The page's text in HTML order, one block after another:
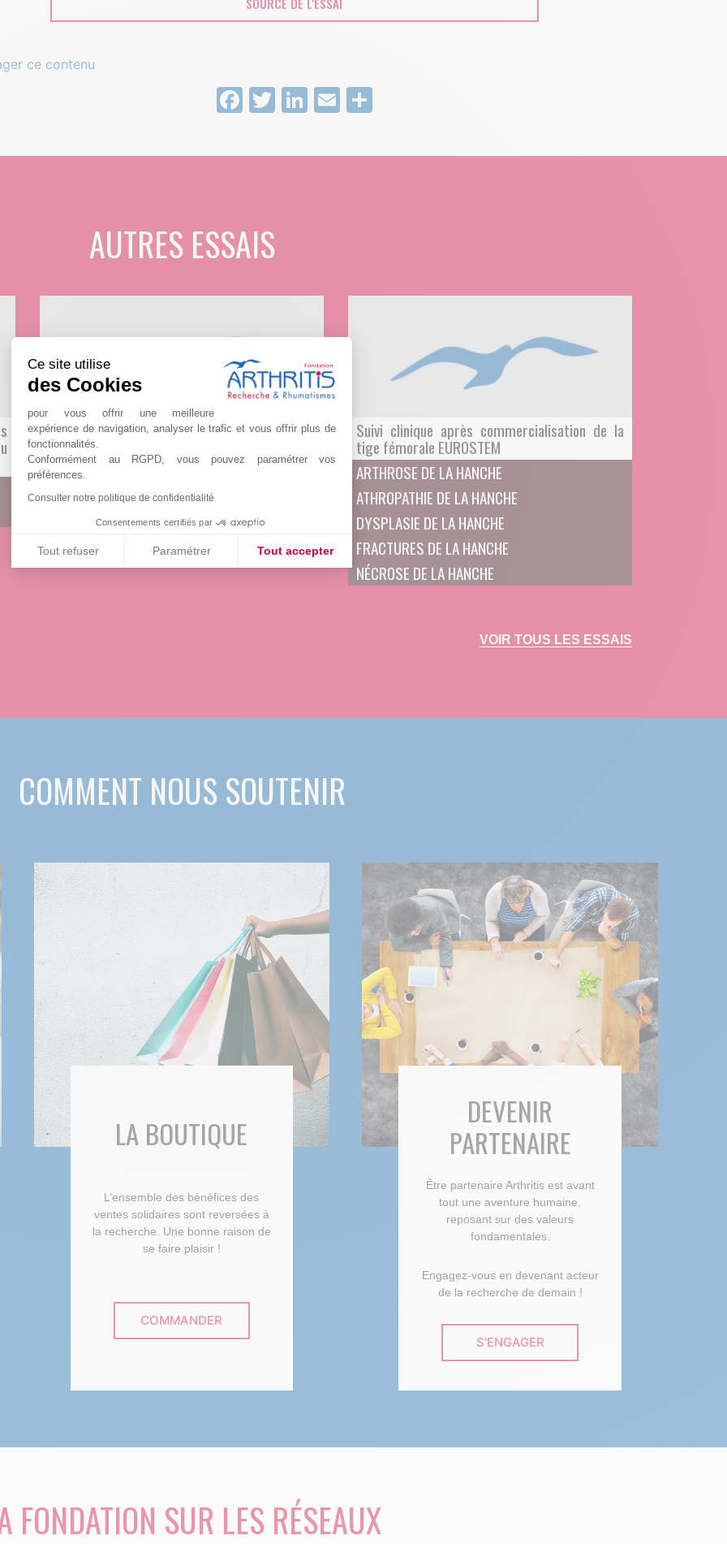
Ce site utilise
des Cookies
pour vous offrir une meilleure
expérience de navigation, analyser le trafic et vous offrir plus de
fonctionnalités.
Conformément au RGPD, vous pouvez paramétrer vos
préférences.
Consulter notre politique de confidentialité
Consentements certifiés par
Tout refuser Paramétrer Tout accepter
Plateforme de Gestion du Consentement : Personnalisez vos Options
ce contenu
Facebook
Twitter
LinkedIn
EmailPartager
AUTRES ESSAIS
Evaluation des changements dans l’état de la
maladie et des événements indésirables chez
des patients adultes atteints de polymyalgie
rhumatismale (PMR) dépendant d’un
traitement aux glucocorticoïdes et recevant
des injections sous-cutanées d’ABBV-154
LA POLYMYALGIE RHUMATISMALE
Suivi clinique après commercialisation de la
tige fémorale EUROSTEM
ARTHROSE DE LA HANCHE
ATHROPATHIE DE LA HANCHE
DYSPLASIE DE LA HANCHE
FRACTURES DE LA HANCHE
NÉCROSE DE LA HANCHE
VOIR TOUS LES ESSAIS
COMMENT NOUS SOUTENIR
LA BOUTIQUE
L’ensemble des bénéfices des
ventes solidaires sont reversées à
la recherche. Une bonne raison de
se faire plaisir !
COMMANDER
DEVENIR
PARTENAIRE
Être partenaire Arthritis est avant
tout une aventure humaine,
reposant sur des valeurs
fondamentales.
Engagez-vous en devenant acteur
de la recherche de demain !
S'ENGAGER
FONDATION SUR LES RÉSEAUX